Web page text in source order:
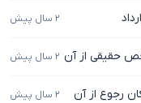
۲ سال پیش
حقیقی از آن ۲ سال پیش
رجوع از آن ۲ سال پیش